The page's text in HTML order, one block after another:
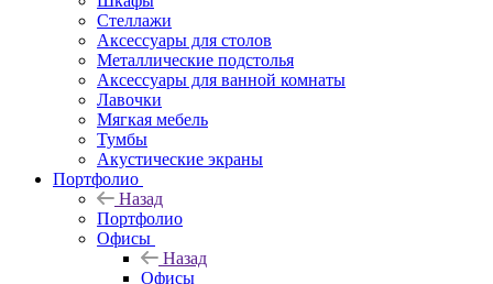
Стеллажи
Аксессуары для столов
Металлические подстолья
Аксессуары для ванной комнаты
Лавочки
Мягкая мебель
Тумбы
Акустические экраны
Портфолио
Назад
Портфолио
Офисы
Назад
Офисы